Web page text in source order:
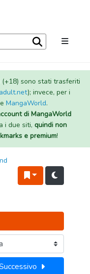
sono stati trasferiti
); invece, per i
MangaWorld.
di MangaWorld
i due siti, quindi non
e premium!